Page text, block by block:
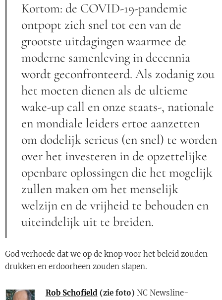
Kortom: de COVID-19-pandemie
ontpopt zich snel tot een van de
grootste uitdagingen waarmee de
moderne samenleving in decennia
wordt geconfronteerd. Als zodanig zou
het moeten dienen als de ultieme
wake-up call en onze staats-, nationale
en mondiale leiders ertoe aanzetten
om dodelijk serieus (en snel) te worden
over het investeren in de opzettelijke
openbare oplossingen die het mogelijk
zullen maken om het menselijk
welzijn en de vrijheid te behouden en
uiteindelijk uit te breiden.
God verhoede dat we op de knop voor het beleid zouden
drukken en erdoorheen zouden slapen.
Rob Schofield (zie foto) NC Newsline-